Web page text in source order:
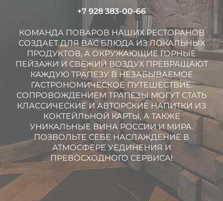
+7 928 383-00-66
КОМАНДА ПОВАРОВ НАШИХ РЕСТОРАНОВ
СОЗДАЕТ ДЛЯ ВАС БЛЮДА ИЗ ЛОКАЛЬНЫХ
ПРОДУКТОВ, А ОКРУЖАЮЩИЕ ГОРНЫЕ
ПЕЙЗАЖИ И СВЕЖИЙ ВОЗДУХ ПРЕВРАЩАЮТ
КАЖДУЮ ТРАПЕЗУ В НЕЗАБЫВАЕМОЕ
ГАСТРОНОМИЧЕСКОЕ ПУТЕШЕСТВИЕ.
СОПРОВОЖДЕНИЕМ ТРАПЕЗЫ МОГУТ СТАТЬ
КЛАССИЧЕСКИЕ И АВТОРСКИЕ НАПИТКИ ИЗ
КОКТЕЙЛЬНОЙ КАРТЫ, А ТАКЖЕ
УНИКАЛЬНЫЕ ВИНА РОССИИ И МИРА.
ПОЗВОЛЬТЕ СЕБЕ НАСЛАЖДЕНИЕ В
АТМОСФЕРЕ УЕДИНЕНИЯ И
ПРЕВОСХОДНОГО СЕРВИСА!